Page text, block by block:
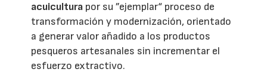
acuicultura por su ”ejemplar“ proceso de
transformación y modernización, orientado
a generar valor añadido a los productos
pesqueros artesanales sin incrementar el
esfuerzo extractivo.